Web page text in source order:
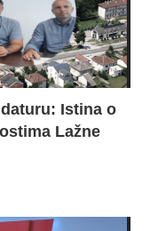
Istina o
Lažne